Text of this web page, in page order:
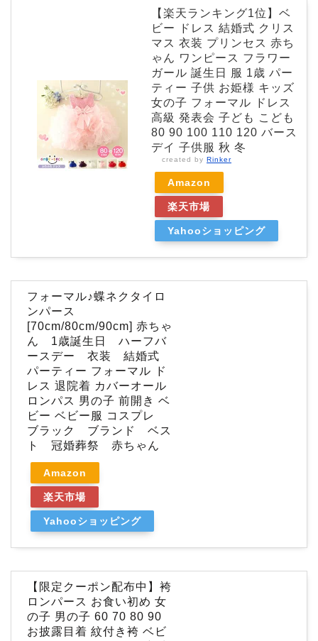
【楽天ランキング1位】ベ
ビー ドレス 結婚式 クリス
マス 衣装 プリンセス 赤ち
ゃん ワンピース フラワー
ガール 誕生日 服 1歳 パー
ティー 子供 お姫様 キッズ
女の子 フォーマル ドレス
高級 発表会 子ども こども
80 90 100 110 120 バース
デイ 子供服 秋 冬
created by Rinker
Amazon
楽天市場
Yahooショッピング
フォーマル♪蝶ネクタイロ
ンパース
[70cm/80cm/90cm] 赤ちゃ
ん 1歳誕生日 ハーフバ
ースデー 衣装 結婚式
パーティー フォーマル ド
レス 退院着 カバーオール
ロンパス 男の子 前開き ベ
ビー ベビー服 コスプレ
ブラック ブランド ベス
ト 冠婚葬祭 赤ちゃん
Amazon
楽天市場
Yahooショッピング
【限定クーポン配布中】袴
ロンパース お食い初め 女
の子 男の子 60 70 80 90
お披露目着 紋付き袴 ベビ